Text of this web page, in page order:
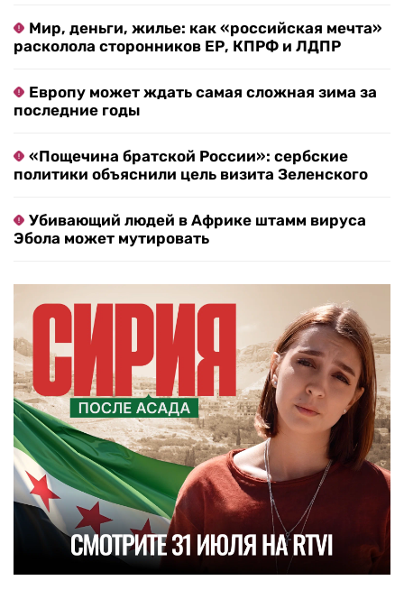
Мир, деньги, жилье: как «российская мечта»
расколола сторонников ЕР, КПРФ и ЛДПР
Европу может ждать самая сложная зима за
последние годы
«Пощечина братской России»: сербские
политики объяснили цель визита Зеленского
Убивающий людей в Африке штамм вируса
Эбола может мутировать